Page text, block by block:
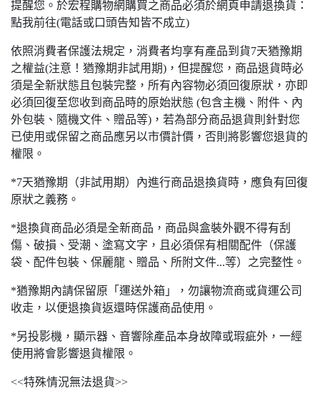
提醒您。於宏程購物網購買之商品必須於網頁申請退換貨：
點我前往(電話或口頭告知皆不成立)
依照消費者保護法規定，消費者均享有產品到貨7天猶豫期
之權益(注意！猶豫期非試用期)，但提醒您，商品退貨時必
須是全新狀態且包裝完整，所有內容物必須回復原狀，亦即
必須回復至您收到商品時的原始狀態 (包含主機、附件、內
外包裝、隨機文件、贈品等)，若為部分商品退貨則針對您
已使用或保留之商品應另以市價計價，否則將影響您退貨的
權限。
*7天猶豫期（非試用期）內進行商品退換貨時，應負有回復
原狀之義務。
*退換貨商品必須是全新商品，商品與盒裝外觀不得有刮
傷、破損、受潮、塗寫文字，且必須保有相關配件（保護
袋、配件包裝、保麗龍、贈品、所附文件...等）之完整性。
*猶豫期內請保留原「運送外箱」，勿讓物流商或貨運公司
收走，以便退換貨返還時保護商品使用。
*另投影機，顯示器、音響除產品本身故障或瑕疵外，一經
使用將會影響退貨權限。
<<特殊情況無法退貨>>